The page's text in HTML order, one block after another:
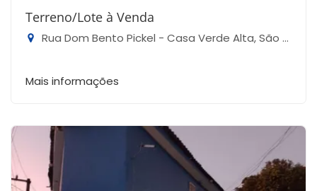
Terreno/Lote à Venda
Rua Dom Bento Pickel - Casa Verde Alta, São Paulo-SP
Mais informações